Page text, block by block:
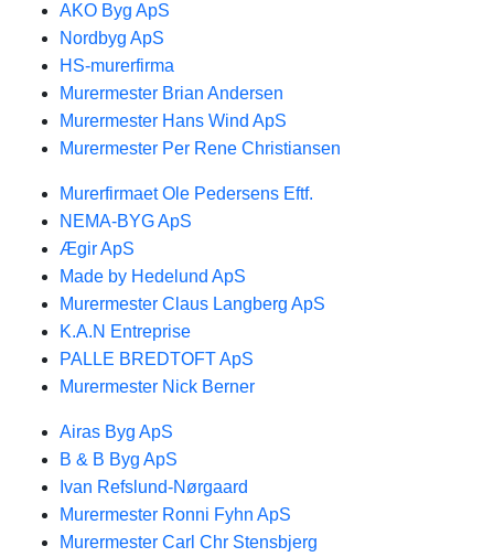
AKO Byg ApS
Nordbyg ApS
HS-murerfirma
Murermester Brian Andersen
Murermester Hans Wind ApS
Murermester Per Rene Christiansen
Murerfirmaet Ole Pedersens Eftf.
NEMA-BYG ApS
Ægir ApS
Made by Hedelund ApS
Murermester Claus Langberg ApS
K.A.N Entreprise
PALLE BREDTOFT ApS
Murermester Nick Berner
Airas Byg ApS
B & B Byg ApS
Ivan Refslund-Nørgaard
Murermester Ronni Fyhn ApS
Murermester Carl Chr Stensbjerg